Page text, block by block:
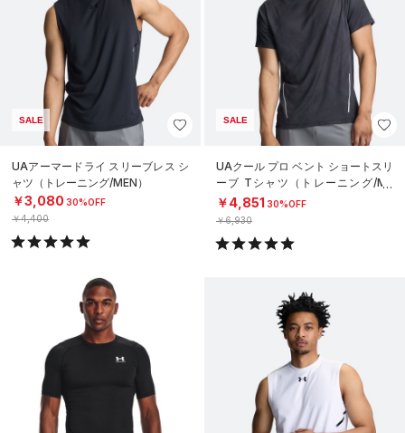
SALE
UAアーマードライ スリーブレス シ
ャツ（トレーニング/MEN）
￥3,080 30%OFF
￥4,400
SALE
UAクール プロ ベント ショートスリ
ーブ Tシャツ（トレーニング/ME
N）
￥4,851 30%OFF
￥6,930